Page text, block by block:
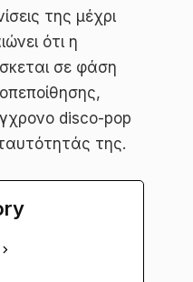
της μέχρι
ότι η
σε φάση
disco-pop
της.